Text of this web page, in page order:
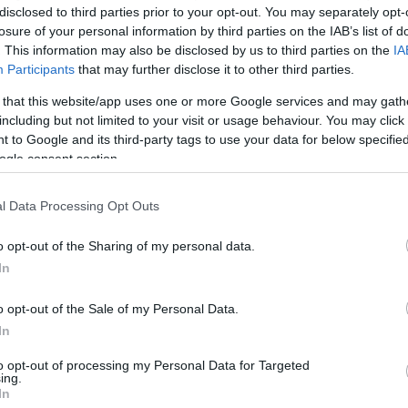
to third parties prior to your opt-out. You may separately
of your personal information by third parties on the IAB’s list of
This information may also be disclosed by us to third parties on the
Participants that may further disclose it to other third parties.
that this website/app uses one or more Google services and may
but not limited to your visit or usage behaviour. You may
to Google and its third-party tags to use your data for below
consent section.
Data Processing Opt Outs
opt-out of the Sharing of my personal data.
opt-out of the Sale of my Personal Data.
opt-out of processing my Personal Data for Targeted
Por Johnny Askounis /
info@eurohoops.net
Tras abandonar de forma temprana el
partido frente al Coviran Granada, el
Valencia
escolta deValenciaBasket Klemen
del domingo ante el Covirán Granada
sido sometido el jugador han revelado que el
muscular en el soleo de su pierna